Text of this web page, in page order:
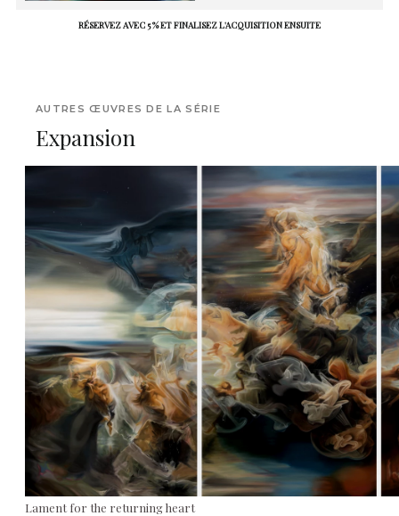
RÉSERVEZ AVEC 5 % ET FINALISEZ L'ACQUISITION ENSUITE
AUTRES ŒUVRES DE LA SÉRIE
Expansion
Lament for the returning heart